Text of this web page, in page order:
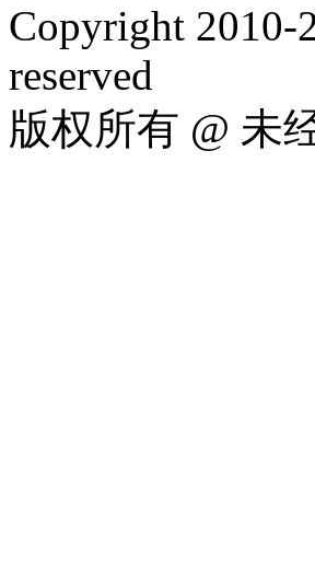
Copyright 2010-
reserved
版权所有 @ 未